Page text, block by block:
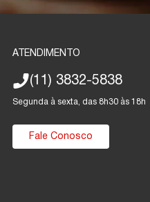
ATENDIMENTO
(11) 3832-5838
Segunda à sexta, das 8h30 às 18h
Fale Conosco